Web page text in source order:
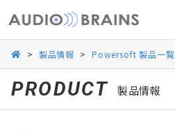
> 製品情報 > Powersoft 製品一覧
PRODUCT 製品情報